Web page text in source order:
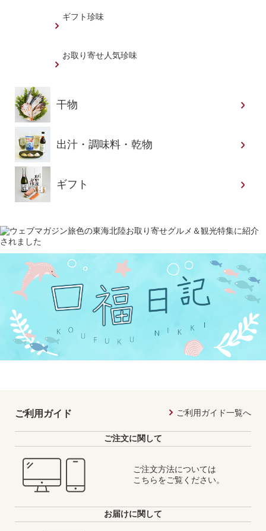
ギフト珍味
お取り寄せ人気珍味
干物
出汁・調味料・乾物
ギフト
ご利用ガイド ご利用ガイド一覧へ
ご注文に関して
ご注文方法については
こちらをご覧ください。
お届けに関して